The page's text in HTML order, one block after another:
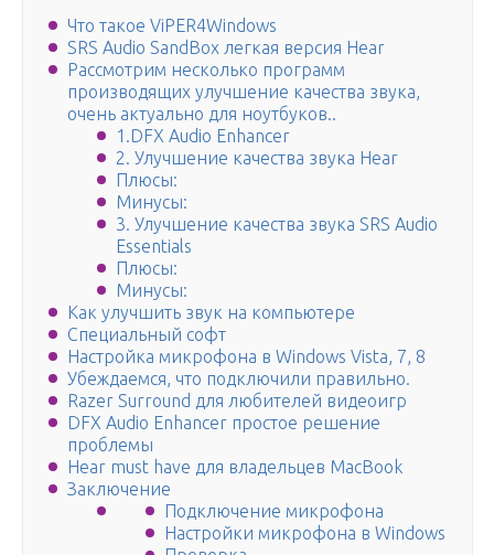
Что такое ViPER4Windows
SRS Audio SandBox легкая версия Hear
Рассмотрим несколько программ
производящих улучшение качества звука,
очень актуально для ноутбуков..
1.DFX Audio Enhancer
2. Улучшение качества звука Hear
Плюсы:
Минусы:
3. Улучшение качества звука SRS Audio
Essentials
Плюсы:
Минусы:
Как улучшить звук на компьютере
Специальный софт
Настройка микрофона в Windows Vista, 7, 8
Убеждаемся, что подключили правильно.
Razer Surround для любителей видеоигр
DFX Audio Enhancer простое решение
проблемы
Hear must have для владельцев MacBook
Заключение
Подключение микрофона
Настройки микрофона в Windows